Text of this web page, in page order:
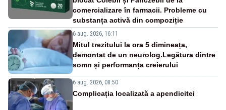
comercializare în farmacii. Probleme cu
substanța activă din compoziție
6 aug. 2026, 16:11
Mitul trezitului la ora 5 dimineața,
demontat de un neurolog.Legătura dintre
somn și performanța creierului
6 aug. 2026, 08:50
Complicația localizată a apendicitei